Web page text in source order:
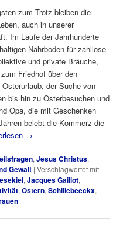
zum Trotz bleiben die
auch in unserer
Im Laufe der Jahrhunderte
Nährboden für zahllose
und private Bräuche,
Friedhof über den
der Suche von
bis hin zu Osterbesuchen und
Opa, die mit Geschenken
belebt die Kommerz die
→
,Jesus Christus,
Gewalt |Verschlagwortet mit
,Jacques Gaillot,
,Ostern,Schillebeeckx,